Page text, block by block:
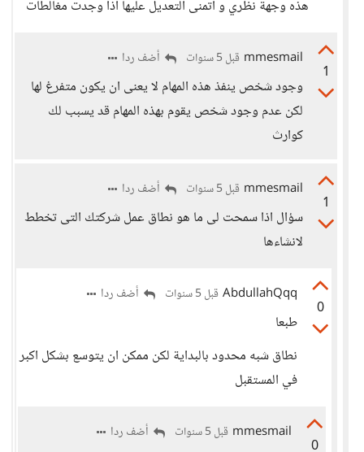
هذه وجهة نظري و اتمنى التعديل عليها اذا وجدت مغالطات
1
mmesmail قبل 5 سنوات أضف ردا
وجود شخص ينفذ هذه المهام لا يعنى ان يكون متفرغ لها
لكن عدم وجود شخص يقوم بهذه المهام قد يسبب لك
كوارث
1
mmesmail قبل 5 سنوات أضف ردا
سؤال اذا سمحت لى ما هو نطاق عمل شركتك التى تخطط
لانشاءها
0
AbdullahQqq قبل 5 سنوات أضف ردا
طبعا
نطاق شبه محدود بالبداية لكن ممكن ان يتوسع بشكل اكبر
في المستقبل
0
mmesmail قبل 5 سنوات أضف ردا